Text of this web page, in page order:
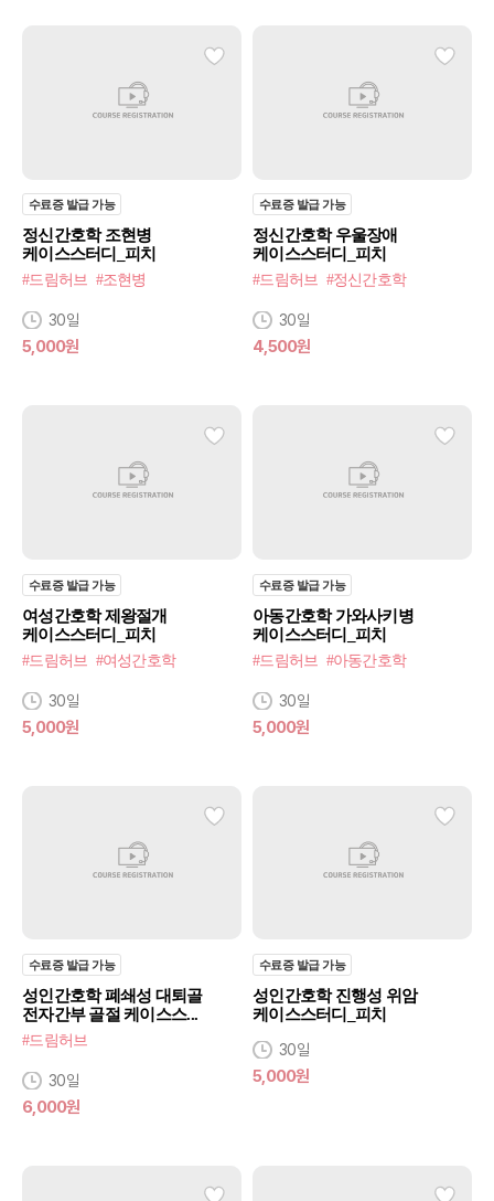
수료증 발급 가능
정신간호학 조현병
케이스스터디_피치
#드림허브 #조현병
30일
5,000원
수료증 발급 가능
정신간호학 우울장애
케이스스터디_피치
#드림허브 #정신간호학
30일
4,500원
수료증 발급 가능
여성간호학 제왕절개
케이스스터디_피치
#드림허브 #여성간호학
30일
5,000원
수료증 발급 가능
아동간호학 가와사키병
케이스스터디_피치
#드림허브 #아동간호학
30일
5,000원
수료증 발급 가능
성인간호학 폐쇄성 대퇴골
전자간부 골절 케이스스...
#드림허브
30일
6,000원
수료증 발급 가능
성인간호학 진행성 위암
케이스스터디_피치
30일
5,000원